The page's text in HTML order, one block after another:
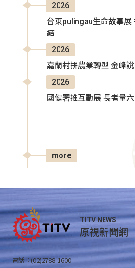
2026
台東pulingau生命故事展
結
2026
嘉蘭村拚農業轉型 金峰
2026
國健署推互動展 長者量
more
TITV NEWS
原視新聞網
電話：(02)2788-1600